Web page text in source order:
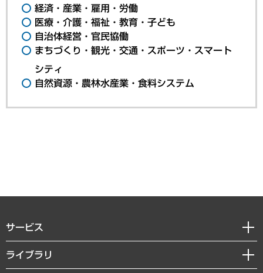
経済・産業・雇用・労働
医療・介護・福祉・教育・子ども
自治体経営・官民協働
まちづくり・観光・交通・スポーツ・スマート
シティ
自然資源・農林水産業・食料システム
サービス
経営戦略
組織・人事戦略
ライブラリ